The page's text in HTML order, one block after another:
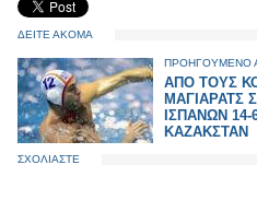
ΔΕΙΤΕ ΑΚΟΜΑ
ΠΡΟΗΓΟΥΜΕΝΟ
ΑΠΟ ΤΟΥΣ
ΜΑΓΙΑΡΑΤΣ
ΙΣΠΑΝΩΝ
ΚΑΖΑΚΣΤΑΝ
ΣΧΟΛΙΑΣΤΕ